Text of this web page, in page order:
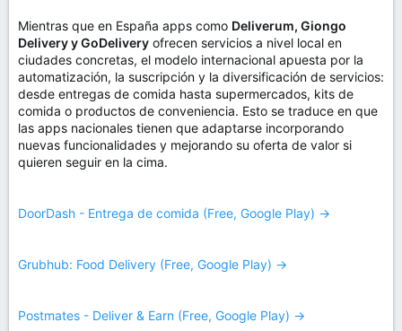
Mientras que en España apps como Deliverum, Giongo
Delivery y GoDelivery ofrecen servicios a nivel local en
ciudades concretas, el modelo internacional apuesta por la
automatización, la suscripción y la diversificación de servicios:
desde entregas de comida hasta supermercados, kits de
comida o productos de conveniencia. Esto se traduce en que
las apps nacionales tienen que adaptarse incorporando
nuevas funcionalidades y mejorando su oferta de valor si
quieren seguir en la cima.
DoorDash - Entrega de comida (Free, Google Play) →
Grubhub: Food Delivery (Free, Google Play) →
Postmates - Deliver & Earn (Free, Google Play) →